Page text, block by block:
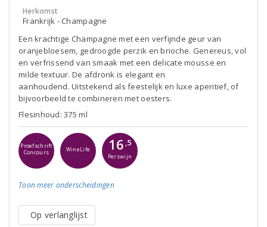
Herkomst
Frankrijk - Champagne
Een krachtige Champagne met een verfijnde geur van
oranjebloesem, gedroogde perzik en brioche. Genereus, vol
en verfrissend van smaak met een delicate mousse en
milde textuur. De afdronk is elegant en
aanhoudend. Uitstekend als feestelijk en luxe aperitief, of
bijvoorbeeld te combineren met oesters.
Flesinhoud: 375 ml
Proefschrift
Concours
WineLife 16 ,5
Perswijn
Toon meer onderscheidingen
Op verlanglijst